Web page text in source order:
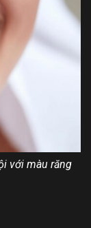
với màu răng